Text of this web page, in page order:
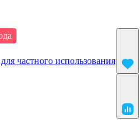
частного использования